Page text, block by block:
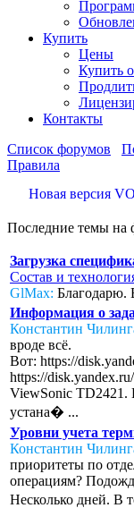
Купить
Цены
Купить
Контакты
Список форумов
Правила
Новая версия
Последние темы
Загрузка
Состав и
GlMax: Благодарю.
Информация о
Константин
вроде всё.
Вот: https://
https://
ViewSonic TD2421.
устана� ...
Уровни учета
Константин
приоритеты по
операциям?
Несколько дней. В